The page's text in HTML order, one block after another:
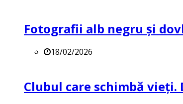
Fotografii alb negru și
18/02/2026
Clubul care schimbă vieți.